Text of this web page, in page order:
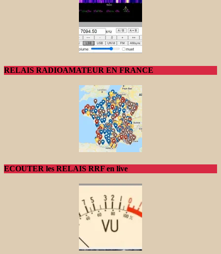
RELAIS RADIOAMATEUR EN FRANCE
ECOUTER les RELAIS RRF en live